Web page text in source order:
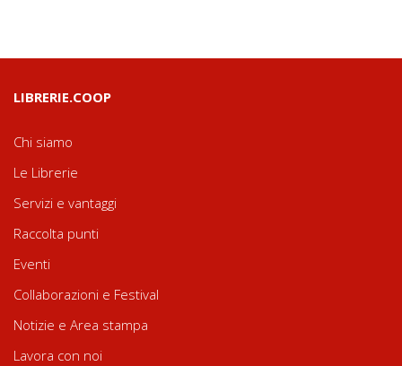
LIBRERIE.COOP
Chi siamo
Le Librerie
Servizi e vantaggi
Raccolta punti
Eventi
Collaborazioni e Festival
Notizie e Area stampa
Lavora con noi